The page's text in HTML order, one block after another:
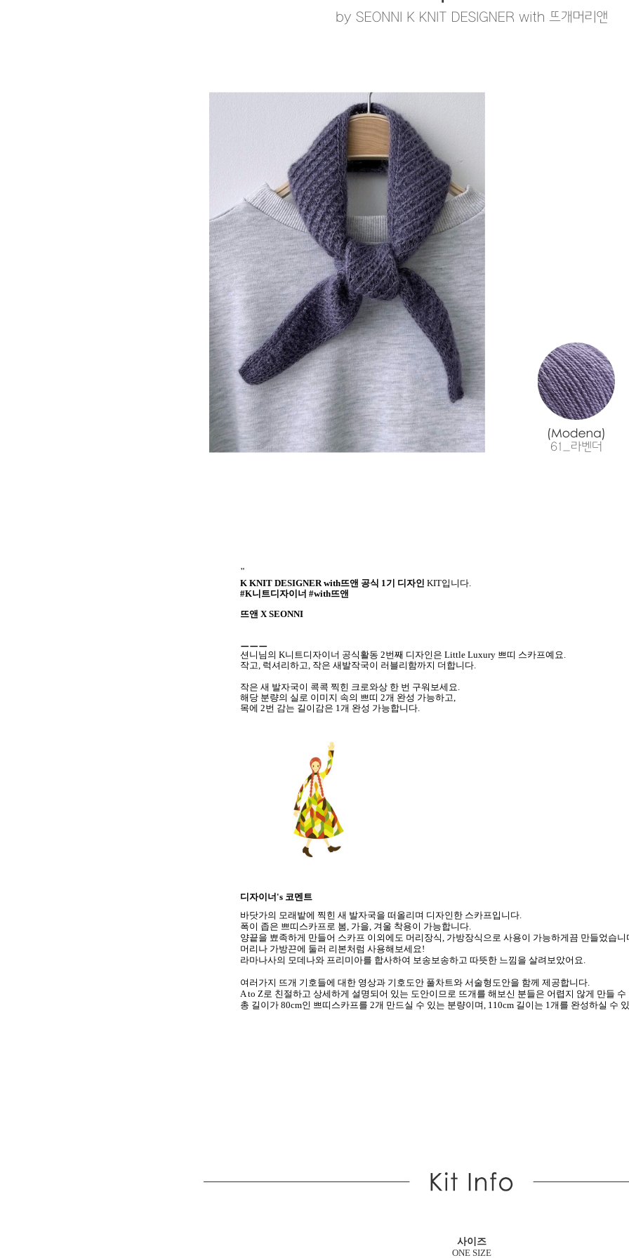
"
K KNIT DESIGNER with뜨앤 공식 1기 디자인 KIT입니다.
#K니트디자이너 #with뜨앤
뜨앤 X SEONNI
ㅡㅡㅡ
션니님의 K니트디자이너 공식활동 2번째 디자인은 Little Luxury 쁘띠 스카프예요.
작고, 럭셔리하고, 작은 새발작국이 러블리함까지 더합니다.
작은 새 발자국이 콕콕 찍힌 크로와상 한 번 구워보세요.
해당 분량의 실로 이미지 속의 쁘띠 2개 완성 가능하고,
목에 2번 감는 길이감은 1개 완성 가능합니다.
디자이너's 코멘트
바닷가의 모래밭에 찍힌 새 발자국을 떠올리며 디자인한 스카프입니다.
폭이 좁은 쁘띠스카프로 봄, 가을, 겨울 착용이 가능합니다.
양끝을 뾰족하게 만들어 스카프 이외에도 머리장식, 가방장식으로 사용이 가능하게끔 만들었습니
머리나 가방끈에 둘러 리본처럼 사용해보세요!
라마나사의 모데나와 프리미아를 합사하여 보송보송하고 따뜻한 느낌을 살려보았어요.
여러가지 뜨개 기호들에 대한 영상과 기호도안 풀차트와 서술형도안을 함께 제공합니다.
A to Z로 친절하고 상세하게 설명되어 있는 도안이므로 뜨개를 해보신 분들은 어렵지 않게 만들 수
총 길이가 80cm인 쁘띠스카프를 2개 만드실 수 있는 분량이며, 110cm 길이는 1개를 완성하실 수
사이즈
ONE SIZE